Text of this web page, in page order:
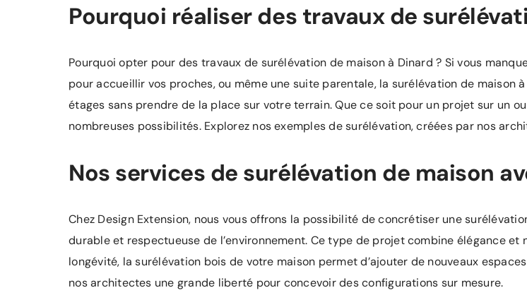
Pourquoi réaliser des travaux de
Pourquoi opter pour des travaux de surélévation de maison à Dinard ? Si vous
pour accueillir vos proches, ou même une suite parentale, la surélévation de maison
étages sans prendre de la place sur votre terrain. Que ce soit pour un projet sur un
nombreuses possibilités. Explorez nos exemples de surélévation, créées par nos
Nos services de surélévation de maison
Chez Design Extension, nous vous offrons la possibilité de concrétiser une
durable et respectueuse de l’environnement. Ce type de projet combine élégance
longévité, la surélévation bois de votre maison permet d’ajouter de nouveaux
nos architectes une grande liberté pour concevoir des configurations sur mesure.